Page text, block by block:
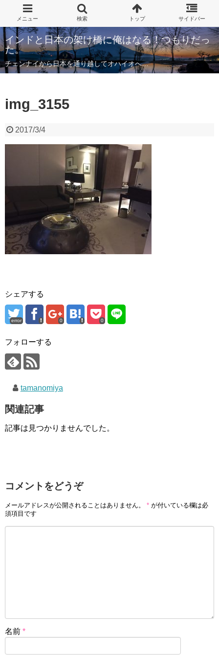
インドと日本の架け橋に俺はなる！つもりだっ
た。
チェンナイから日本を通り越してオハイオへ…
img_3155
2017/3/4
シェアする
error 0 0
フォローする
tamanomiya
関連記事
記事は見つかりませんでした。
コメントをどうぞ
メールアドレスが公開されることはありません。 * が付いている欄は必
須項目です
名前 *